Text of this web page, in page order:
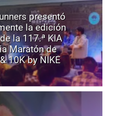
presentó
la edición
la 117.ª KIA
Maratón de
10K by NIKE